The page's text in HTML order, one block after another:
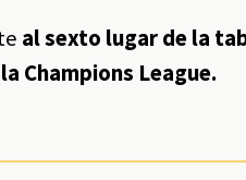
al sexto lugar de la
Champions League.